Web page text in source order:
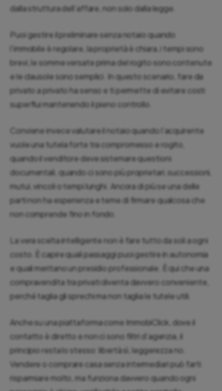
dalla struttura dell’affare, non solo dalla legge.
Puoi gestire il preliminare senza notaio quando
l’immobile è regolare, la proprietà è chiara, i tempi sono
brevi, le somme versate prima del rogito sono contenute
e le clausole sono semplici. In questo scenario, fare da
privato a privato ha senso e ti permette di evitare costi
superflui mantenendo il pieno controllo.
Conviene invece valutare il notaio quando l’acquirente
vuole una tutela forte tra compromesso e rogito,
quando il venditore deve sistemare questioni
documentali, quando ci sono più proprietari, successioni,
mutui, vincoli o tempi lunghi. Ancora di più se una delle
parti non ha esperienza e teme di firmare qualcosa che
non comprende fino in fondo.
La vera scelta intelligente non è fare tutto da soli a ogni
costo. È capire quali passaggi puoi gestire in autonomia
e quali meritano un presidio professionale. È qui che una
compravendita tra privati diventa davvero conveniente,
perché taglia gli sprechi ma non taglia le tutele utili.
Anche su una piattaforma come ImmobiClick, dove il
contatto è diretto e non ci sono filtri d’agenzia, il
principio resta lo stesso: libertà sì, leggerezza no.
Vendere o comprare casa senza intermediari può farti
risparmiare molto, ma funziona davvero quando ogni